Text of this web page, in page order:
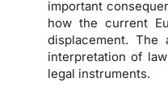
important
how the current
displacement.
interpretation of
legal instruments.